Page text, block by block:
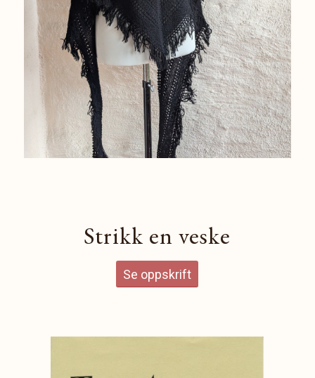
Strikk en veske
Se oppskrift